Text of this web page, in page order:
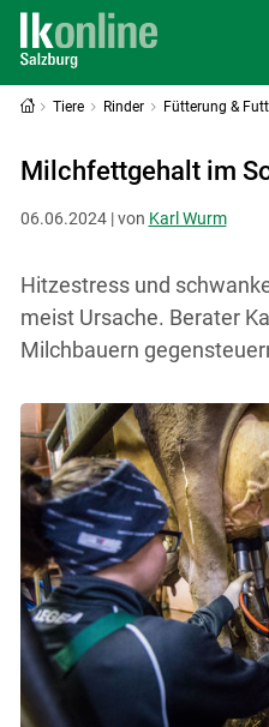
Tiere Rinder Fütterung &
Milchfettgehalt im
06.06.2024 | von Karl Wurm
Hitzestress und
meist Ursache. Berater
Milchbauern